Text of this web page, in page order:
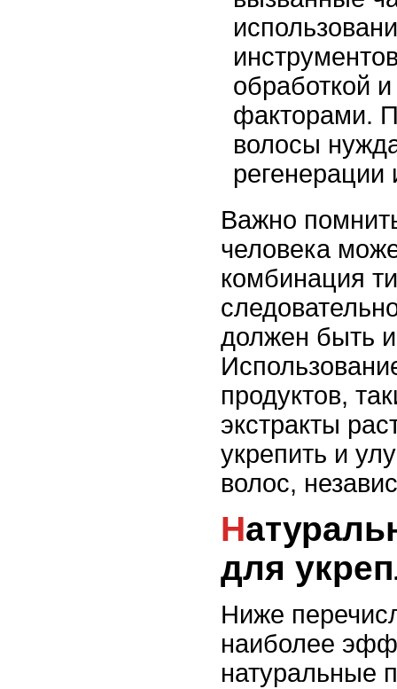
обработкой
факторами.
волосы
регенерации
Важно
человека
комбинация
должен быть
продуктов,
экстракты
укрепить и
волос,
Натуральные продукты
для
Ниже
наиболее
натуральные